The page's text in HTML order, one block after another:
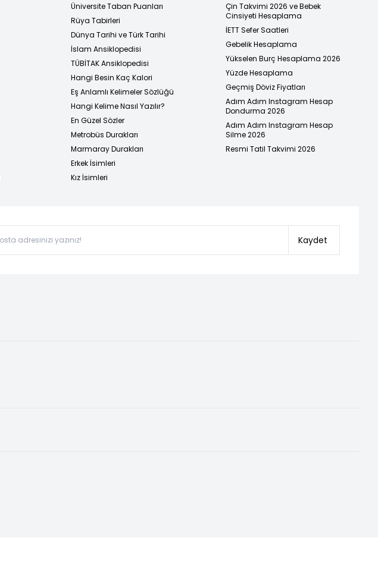
Üniversite Taban Puanları
Rüya Tabirleri
Dünya Tarihi ve Türk Tarihi
İslam Ansiklopedisi
TÜBİTAK Ansiklopedisi
Hangi Besin Kaç Kalori
Eş Anlamlı Kelimeler Sözlüğü
Hangi Kelime Nasıl Yazılır?
En Güzel Sözler
Metrobüs Durakları
Marmaray Durakları
Erkek İsimleri
Kız İsimleri
Çin Takvimi 2026 ve Bebek
Cinsiyeti Hesaplama
İETT Sefer Saatleri
Gebelik Hesaplama
Yükselen Burç Hesaplama 2026
Yüzde Hesaplama
Geçmiş Döviz Fiyatları
Adım Adım Instagram Hesap
Dondurma 2026
Adım Adım Instagram Hesap
Silme 2026
Resmi Tatil Takvimi 2026
Kaydet